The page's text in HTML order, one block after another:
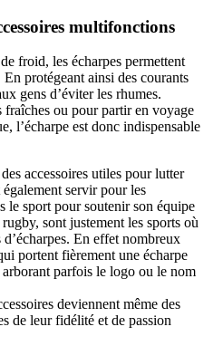
multifonctions
froid, les écharpes permettent
protégeant ainsi des courants
gens d’éviter les rhumes.
fraîches ou pour partir en voyage
l’écharpe est donc indispensable
accessoires utiles pour lutter
servir pour les
le sport pour soutenir son équipe
sont justement les sports où
En effet nombreux
portent fièrement une écharpe
parfois le logo ou le nom
deviennent même des
de leur fidélité et de passion